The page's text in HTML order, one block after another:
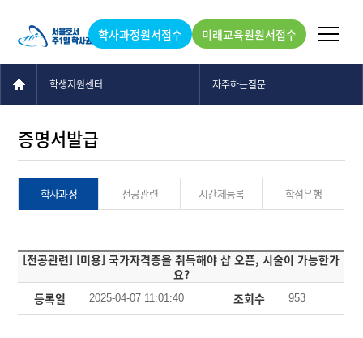
학사과정원서접수 미래교육원원서접수
학생지원센터 자주하는질문
증명서발급
학사과정 전공관련 시간제등록 학점은행
[전공관련] [미용] 국가자격증을 취득해야 샵 오픈, 시술이 가능한가
요?
등록일
2025-04-07 11:01:40 조회수 953